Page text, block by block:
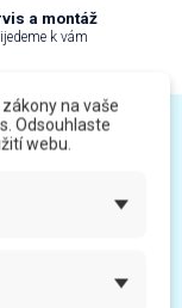
a montáž
k vám
na vaše
Odsouhlaste
webu.